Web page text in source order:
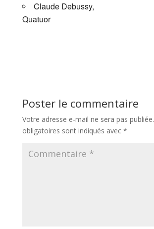
Claude Debussy,
Quatuor
Poster le commentaire
Votre adresse e-mail ne sera pas publiée.
obligatoires sont indiqués avec *